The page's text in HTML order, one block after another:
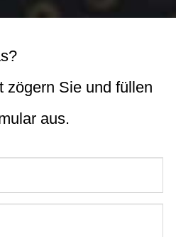
zögern Sie und füllen
aus.